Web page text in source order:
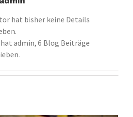
hat bisher keine Details
admin, 6 Blog Beiträge